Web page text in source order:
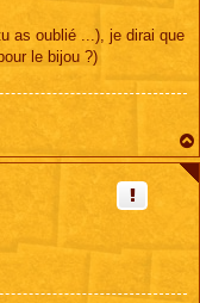
as oublié ...), je dirai que
le bijou ?)